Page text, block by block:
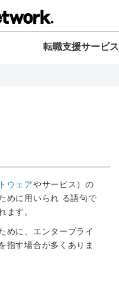
転職支援サービス
ウェアやサービス）の
めに用いられ る語句で
ます。
めに、エンタープライ
指す場合が多くありま